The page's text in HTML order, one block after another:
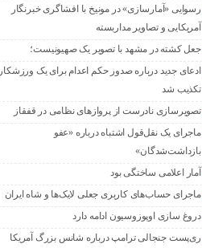
رسوایی «آمارسازی» در مونیخ با افشاگری خبرنگار
آمریکایی و تصاویر مداربسته
جعل کشته در مشهد با تصویر یک صهیونیست؛
ادعای جدید درباره صدور حکم اعدام برای یک ورزشکار
تکذیب شد
تصویرسازی نادرست از پروازهای نظامی در قفقاز
ماجرای یک نقل‌قول اشتباه درباره «عفو
بازداشت‌شدگان»
آمار اعلامی ساختگی بود
ماجرای حساب‌های کاربری جعلی لایک‌ها و شاه ایران
دروغ سازی اوپوزوسیون ادامه دارد
ری‌پست جنجالی ترامپ درباره شانس بزرگ آمریکا